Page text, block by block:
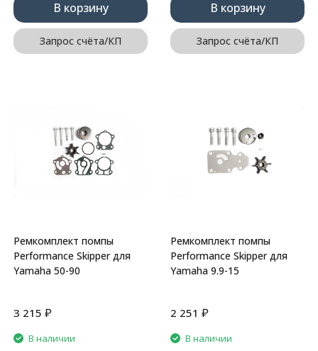
В корзину
Запрос счёта/КП
В корзину
Запрос счёта/КП
Ремкомплект помпы
Performance Skipper для
Yamaha 50-90
3 215 ₽
В наличии
Ремкомплект помпы
Performance Skipper для
Yamaha 9.9-15
2 251 ₽
В наличии